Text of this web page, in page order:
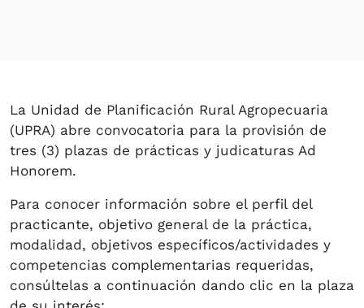
La Unidad de Planificación Rural Agropecuaria
(UPRA) abre convocatoria para la provisión de
tres (3) plazas de prácticas y judicaturas Ad
Honorem.
Para conocer información sobre el perfil del
practicante, objetivo general de la práctica,
modalidad, objetivos específicos/actividades y
competencias complementarias requeridas,
consúltelas a continuación dando clic en la plaza